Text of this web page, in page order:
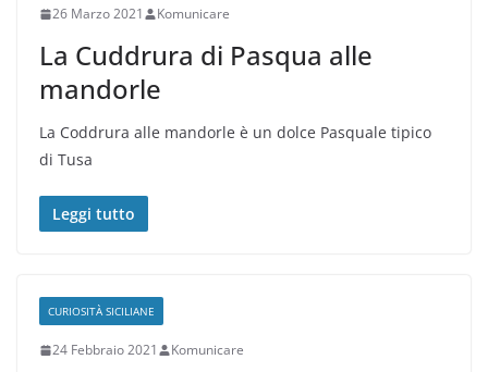
26 Marzo 2021 Komunicare
La Cuddrura di Pasqua alle
mandorle
La Coddrura alle mandorle è un dolce Pasquale tipico
di Tusa
Leggi tutto
CURIOSITÀ SICILIANE
24 Febbraio 2021 Komunicare